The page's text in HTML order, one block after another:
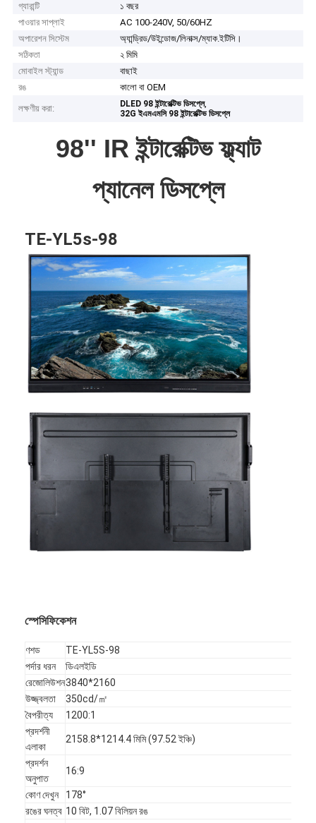
ভিডিও
VR প্রদর্শন
আমাদের সম্পর্কে
মান নিয়ন্ত্রণ
আমাদের সাথে যোগাযোগ করুন
Blog
এখন চ্যাট করুন
গ্যারান্টি
১ বছর
পাওয়ার সাপ্লাই
AC 100-240V, 50/60HZ
অপারেশন সিস্টেম
অ্যান্ড্রিড/উইন্ডোজ/লিনাক্স/ম্যাক.ইটিসি।
সঠিকতা
২ মিমি
মোবাইল স্ট্যান্ড
বাছাই
রঙ
কালো বা OEM
লক্ষণীয় করা:
DLED 98 ইন্টারেক্টিভ ডিসপ্লে,
32G ইএমএমসি 98 ইন্টারেক্টিভ ডিসপ্লে
98'' IR ইন্টারেক্টিভ ফ্ল্যাট
প্যানেল ডিসপ্লে
TE-YL5s-98
স্পেসিফিকেশন
ণশড
TE-YL5S-98
পর্দার ধরন
ডিএলইডি
রেজোলিউশন3840*2160
উজ্জ্বলতা
350cd/㎡
বৈপরীত্য
1200:1
প্রদর্শনী
এলাকা
2158.8*1214.4 মিমি (97.52 ইঞ্চি)
প্রদর্শন
অনুপাত
16:9
কোণ দেখুন
178°
রঙের ঘনত্ব 10 বিট, 1.07 বিলিয়ন রঙ